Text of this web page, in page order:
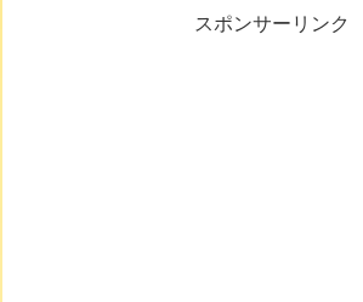
スポンサーリンク